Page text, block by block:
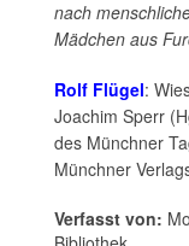
nach
Mädchen aus
Rolf Flügel:
Joachim Sperr
des Münchner
Münchner
Verfasst von: